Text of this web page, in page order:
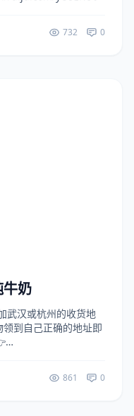
732 0
奶
武汉或杭州的收货地
领到自己正确的地址即
861 0